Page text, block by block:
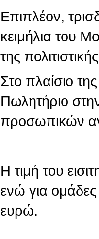
Επιπλέον,
κειμήλια του
της
Στο πλαίσιο
Πωλητήριο
προσωπικών
Η τιμή του
ενώ για
ευρώ.